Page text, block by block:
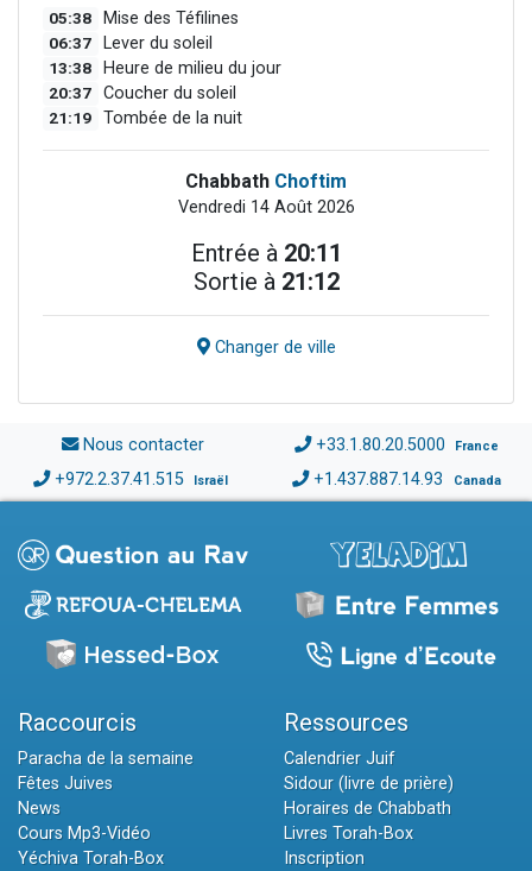
05:38 Mise des Téfilines
06:37 Lever du soleil
13:38 Heure de milieu du jour
20:37 Coucher du soleil
21:19 Tombée de la nuit
Chabbath Choftim
Vendredi 14 Août 2026
Entrée à 20:11
Sortie à 21:12
Changer de ville
Nous contacter +33.1.80.20.5000 France
+972.2.37.41.515 Israël +1.437.887.14.93 Canada
Raccourcis
Paracha de la semaine
Fêtes Juives
News
Cours Mp3-Vidéo
Yéchiva Torah-Box
Ressources
Calendrier Juif
Sidour (livre de prière)
Horaires de Chabbath
Livres Torah-Box
Inscription